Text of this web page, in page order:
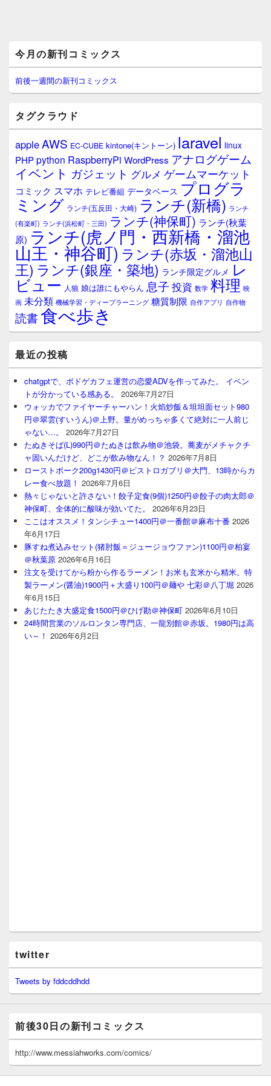
イ
ン
サ
イ
ウ
ィ
ジ
ェ
ア
今月の新刊コミックス
前後一週間の新刊コミックス
タグクラウド
appleAWS EC-CUBE kintone(キントーン) laravel linux
PHPpython RaspberryPi WordPress アナログゲーム
イベント ガジェット グルメ ゲームマーケット
コミック スマホ テレビ番組 データベース プログラ
ミング ランチ(五反田・大崎) ランチ(新橋) ランチ
(有楽町) ランチ(浜松町・三田) ランチ(神保町) ランチ(秋葉
原) ランチ(虎ノ門・西新橋・溜池
山王・神谷町) ランチ(赤坂・溜池山
王) ランチ(銀座・築地) ランチ限定グルメ レ
ビュー 人狼 娘は誰にもやらん 息子 投資 数学 料理 映
画 未分類 機械学習・ディープラーニング 糖質制限 自作アプリ 自作物
読書食べ歩き
最近の投稿
chatgptで、ボドゲカフェ運営の恋愛ADVを作ってみた。 イベン
トが分かっている感ある。
2026年7月27日
ウォッカでファイヤーチャーハン！火焰炒飯＆坦坦面セット980
円＠翠雲(すいうん)＠上野。量がめっちゃ多くて絶対に一人前じ
ゃない…。
2026年7月27日
たぬきそば(L)990円＠たぬきは飲み物＠池袋。蕎麦がメチャクチ
ャ固いんだけど、どこが飲み物なん！？ 2026年7月8日
ローストポーク200g1430円＠ビストロガブリ＠大門、13時からカ
レー食べ放題！ 2026年7月6日
熱々じゃないと許さない！餃子定食(9個)1250円＠餃子の肉太郎＠
神保町、全体的に酸味が効いてた。
2026年6月23日
ここはオススメ！タンシチュー1400円＠一番館＠麻布十番 2026
年6月17日
豚すね煮込みセット(猪肘飯＝ジュージョウファン)1100円＠柏宴
＠秋葉原 2026年6月16日
注文を受けてから粉から作るラーメン！お米も玄米から精米。特
製ラーメン(醤油)1900円＋大盛り100円＠麺や 七彩＠八丁堀 2026
年6月15日
あじたたき大盛定食1500円＠ひげ勘＠神保町 2026年6月10日
24時間営業のソルロンタン専門店、一龍別館＠赤坂。1980円は高
い～！ 2026年6月2日
twitter
Tweets by fddcddhdd
前後30日の新刊コミックス
http://www.messiahworks.com/comics/